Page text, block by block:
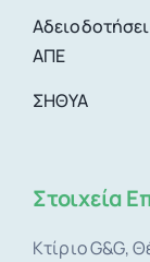
ΑΠΕ
ΣΗΘΥΑ
Στοιχεία
Κτίριο G&G,